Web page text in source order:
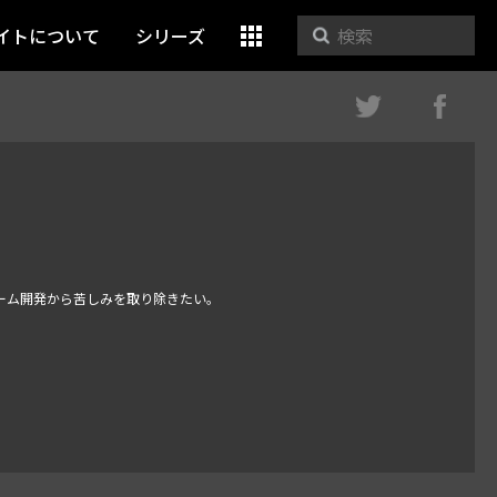
トについて シリーズ
開発から苦しみを取り除きたい。